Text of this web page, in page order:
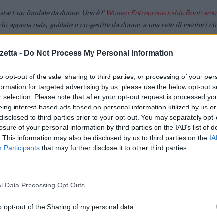
- Do Not Process My Personal Information
opt-out of the sale, sharing to third parties, or processing of your
for targeted advertising by us, please use the below opt-out
selection. Please note that after your opt-out request is processed
interest-based ads based on personal information utilized by us
to third parties prior to your opt-out. You may separately
of your personal information by third parties on the IAB’s list of
This information may also be disclosed by us to third parties on the
Participants that may further disclose it to other third parties.
Data Processing Opt Outs
opt-out of the Sharing of my personal data.
up fondate da donne. Uno è l’ Women Entrepreneurship Bootcamp
appena nate, guidate o co-gestite da donne, a una rete di mentori
sostenuta da IESE Business School, Istituto Pedro Nunes e
EIT Health accoglierà le domande di iscrizione al programma
le loro stesse start-up, ma aiuta anche a generare un impatto
“, sottolinea Chiara Maiorino. Il portafoglio dell’EIT Health
sanitaria.
insieme ad altri scienziati italiani supportati dal Consorzio Arca e
una piattaforma digitale che elabora miliardi di dati provenienti da
l’obiettivo di fornire suggerimenti automatici ai medici che devono
basato sui big data aiuta gli operatori sanitari a superare i
successo la medicina di precisione, che mira a fornire